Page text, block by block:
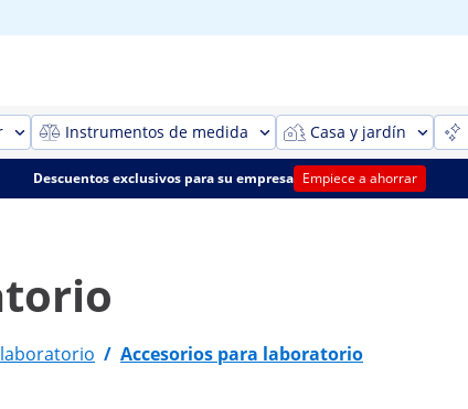
Instrumentos de medida Casa y jardín
Descuentos exclusivos para su empresa Empiece a ahorrar
/ Accesorios para laboratorio